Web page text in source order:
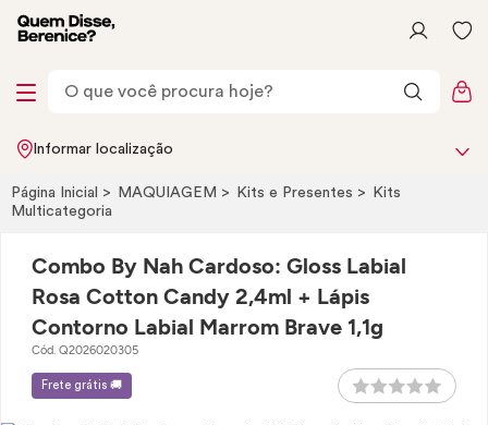
Informar localização
Página Inicial MAQUIAGEM Kits e Presentes
Kits
Multicategoria
Combo By Nah Cardoso: Gloss Labial
Rosa Cotton Candy 2,4ml + Lápis
Contorno Labial Marrom Brave 1,1g
Cód. Q2026020305
Frete grátis 🚚